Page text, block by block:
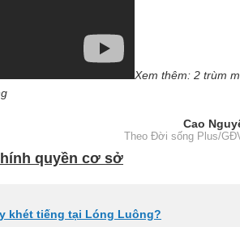
Xem thêm: 2 trùm
Cao
Theo Đời sống Plus/
quyền cơ sở
khét tiếng tại Lóng Luông?